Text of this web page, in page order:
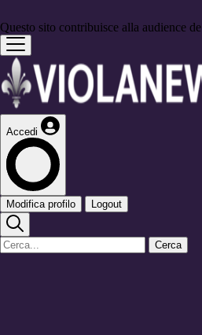
Questo sito contribuisce alla audience de
Accedi
Modifica profilo Logout
Cerca